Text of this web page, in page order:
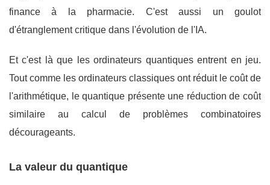
finance à la pharmacie. C'est aussi un goulot
d'étranglement critique dans l'évolution de l'IA.
Et c'est là que les ordinateurs quantiques entrent en jeu.
Tout comme les ordinateurs classiques ont réduit le coût de
l'arithmétique, le quantique présente une réduction de coût
similaire au calcul de problèmes combinatoires
décourageants.
La valeur du quantique